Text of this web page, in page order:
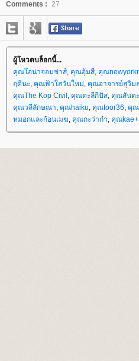
Comments :
27
ผู้โหวตบล็อกนี้...
คุณโอน่าจอมซ่าส์ คุณอุ้มสี คุณ
ฤดีนะ คุณฟ้าใสวันใหม่ คุณอาจารย์สุวิม
คุณThe Kop Civil คุณตะลีกีปัส คุณสันต
คุณวลีลักษณา คุณhaiku คุณtoor36 คุณ
หมอกและก้อนเมฆ คุณกะว่าก๋า คุณ